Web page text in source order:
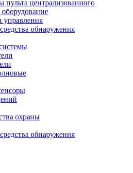
централизованного
управления
обнаружения
охраны
обнаружения